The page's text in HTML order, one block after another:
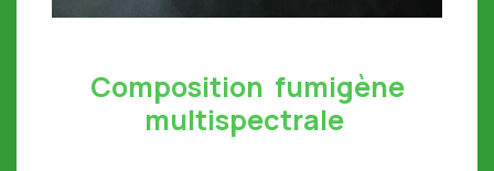
Composition fumigène
multispectrale